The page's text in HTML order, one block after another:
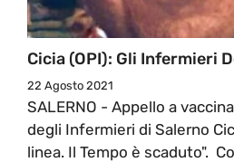
Cicia (OPI): Gli Infermieri
22 Agosto 2021
SALERNO - Appello a
degli Infermieri di Salerno
linea. Il Tempo è scaduto".